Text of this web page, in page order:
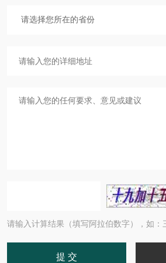
请输入计算结果（填写阿拉伯数字），如：